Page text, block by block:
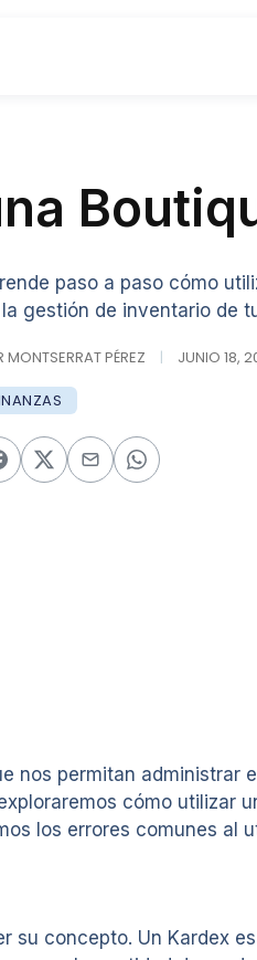
paso a paso cómo
gestión de inventario de
MONTSERRAT PÉREZ | JUNIO 18,
nos permitan administrar
cómo utilizar
los errores comunes al
su concepto. Un Kardex